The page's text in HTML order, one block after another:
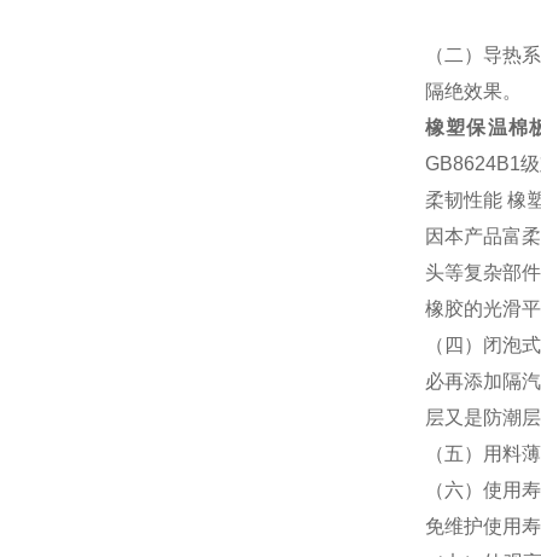
（二）导热
隔绝效果。
橡塑保温棉
GB8624B1
柔韧性能 橡
因本产品富
头等复杂部
橡胶的光滑
（四）闭泡
必再添加隔
层又是防潮
（五）用料
（六）使用
免维护使用